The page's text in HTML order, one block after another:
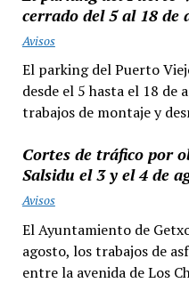
cerrado del 5 al 18 de
Avisos
El parking del Puerto
desde el 5 hasta el 18 de
trabajos de montaje y
Cortes de tráfico por
Salsidu el 3 y el 4 de
Avisos
El Ayuntamiento de
agosto, los trabajos de
entre la avenida de Los